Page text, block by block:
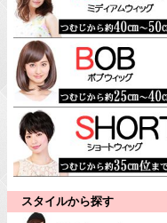
スタイルから探す